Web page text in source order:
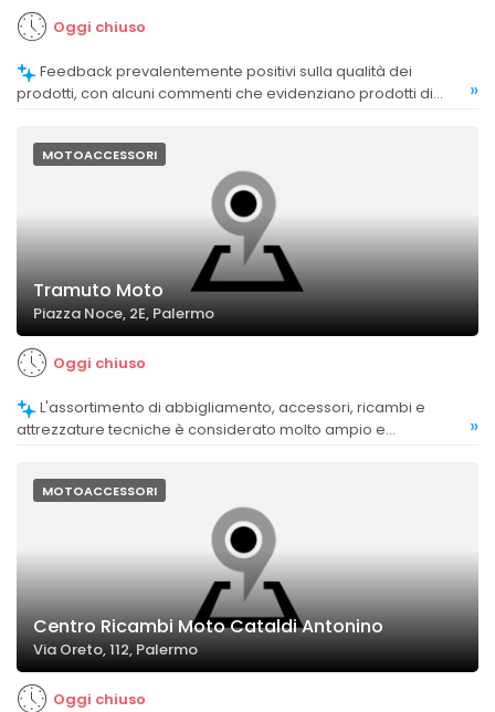
Oggi chiuso
prodotti, con alcuni commenti che evidenziano prodotti di
»
MOTOACCESSORI
Tramuto Moto
Piazza Noce, 2E, Palermo
Oggi chiuso
attrezzature tecniche è considerato molto ampio e
»
MOTOACCESSORI
Centro Ricambi Moto Cataldi Antonino
Via Oreto, 112, Palermo
Oggi chiuso